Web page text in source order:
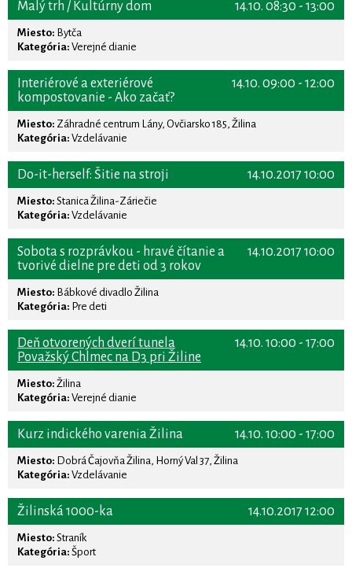
14.10. 08:30 - 13:00
Malý trh / Kultúrny dom
Miesto: Bytča
Kategória: Verejné dianie
14.10. 09:00 - 12:00
Interiérové a exteriérové
kompostovanie - Ako začať?
Miesto: Záhradné centrum Lány, Ovčiarsko 185, Žilina
Kategória: Vzdelávanie
14.10.2017 10:00
Do-it-herself: Šitie na stroji
Miesto: Stanica Žilina-Záriečie
Kategória: Vzdelávanie
14.10.2017 10:00
Sobota s rozprávkou - hravé čítanie a
tvorivé dielne pre deti od 3 rokov
Miesto: Bábkové divadlo Žilina
Kategória: Pre deti
14.10. 10:00 - 17:00
Deň otvorených dverí tunela
Považský Chlmec na D3 pri Žiline
Miesto: Žilina
Kategória: Verejné dianie
14.10. 10:00 - 17:00
Kurz indického varenia Žilina
Miesto: Dobrá Čajovňa Žilina, Horný Val 37, Žilina
Kategória: Vzdelávanie
14.10.2017 12:00
Žilinská 1000-ka
Miesto: Straník
Kategória: Šport